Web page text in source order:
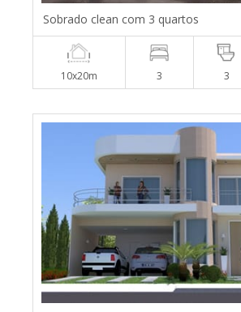
Sobrado clean com 3 quartos
10x20m 3 3